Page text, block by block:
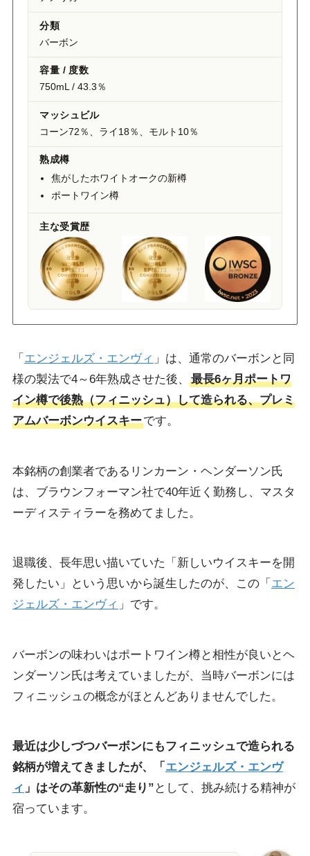
分類
バーボン
容量 / 度数
750mL / 43.3％
マッシュビル
コーン72％、ライ18％、モルト10％
熟成樽
焦がしたホワイトオークの新樽
ポートワイン樽
主な受賞歴
「 エンジェルズ・エンヴィ 」は、通常のバーボンと同
様の製法で4～6年熟成させた後、
最長6ヶ月ポートワ
イン樽で後熟（フィニッシュ）して造られる、プレミ
アムバーボンウイスキーです。
本銘柄の創業者であるリンカーン・ヘンダーソン氏
は、ブラウンフォーマン社で40年近く勤務し、マスタ
ーディスティラーを務めてました。
退職後、長年思い描いていた「新しいウイスキーを開
発したい」という思いから誕生したのが、この「 エン
ジェルズ・エンヴィ 」です。
バーボンの味わいはポートワイン樽と相性が良いとヘ
ンダーソン氏は考えていましたが、当時バーボンには
フィニッシュの概念がほとんどありませんでした。
最近は少しづつバーボンにもフィニッシュで造られる
銘柄が増えてきましたが、「 エンジェルズ・エンヴ
ィ 」はその革新性の“走り” として、挑み続ける精神が
宿っています。